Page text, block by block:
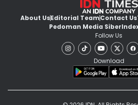
About UsEditorial TeamContact Us
Pedoman Media Siber
Follow Us
Download